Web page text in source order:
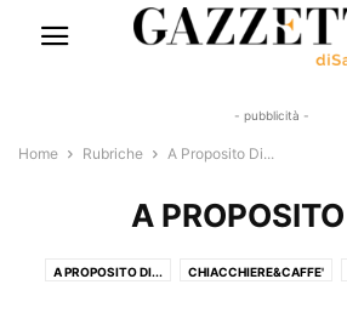
- pubblicità -
Home Rubriche A Proposito Di...
A
A PROPOSITO DI... CHIACCHIERE&CAFFE'